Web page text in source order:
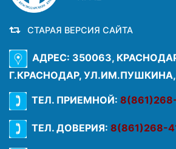
СТАРАЯ ВЕРСИЯ САЙТА
АДРЕС: 350063,
Г.КРАСНОДАР,
ТЕЛ. ПРИЕМНОЙ:
ТЕЛ. ДОВЕРИЯ: 8(861)268-